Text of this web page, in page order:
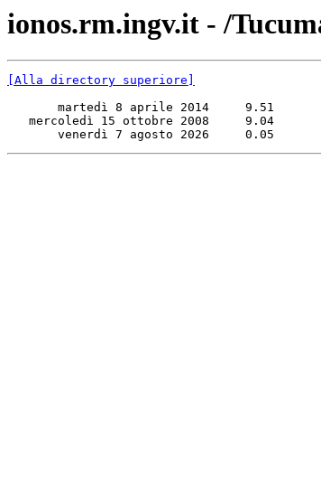
ionos.rm.ingv.it - /
[Alla directory superiore]
martedì 8 aprile 2014     9.51
mercoledì 15 ottobre 2008     9.04
venerdì 7 agosto 2026     0.05